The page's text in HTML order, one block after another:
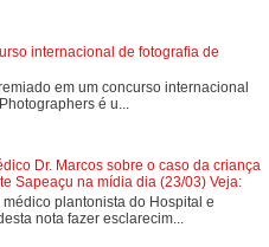
internacional de fotografia de
em um concurso internacional
é u...
Dr. Marcos sobre o caso da criança
Sapeaçu na mídia dia (23/03) Veja:
plantonista do Hospital e
nota fazer esclarecim...